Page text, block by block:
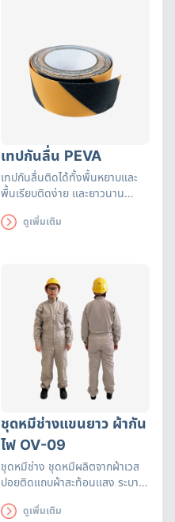
เทปกันลื่น PEVA
เทปกันลื่นติดได้ทั้งพื้นหยาบและ
พื้นเรียบติดง่าย และยาวนาน
อันตรายจากการลื่น
ดูเพิ่มเติม
ชุดหมีช่างแขนยาว ผ้ากัน
ไฟ OV-09
ชุดหมีช่าง ชุดหมีผลิตจากผ้าเวส
ปอยติดแถบผ้าสะท้อนแสง ระบาย
งานเจียร งานเชื่อม
ดูเพิ่มเติม